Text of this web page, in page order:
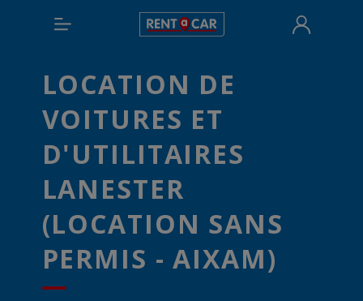
LOCATION DE
VOITURES ET
D'UTILITAIRES
LANESTER
(LOCATION SANS
PERMIS - AIXAM)